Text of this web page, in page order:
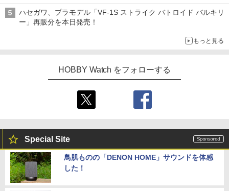
ライトニング・マックィーンやメーターなど4種がラインナップ
ハセガワ、プラモデル「VF-1S ストライク バトロイド バルキリ
ー」再販分を本日発売！
もっと見る
HOBBY Watch をフォローする
Special Site
鳥肌ものの「DENON HOME」サウンドを体感
した！